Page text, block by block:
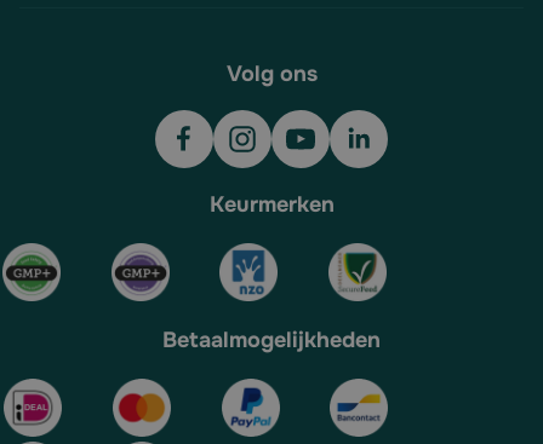
Volg ons
Keurmerken
Betaalmogelijkheden